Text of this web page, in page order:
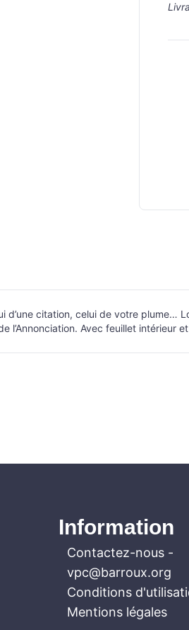
citation, celui de votre plume…
l’Annonciation. Avec feuillet intérieur
Information
Contactez-nous -
vpc@barroux.org
Conditions
Mentions légales